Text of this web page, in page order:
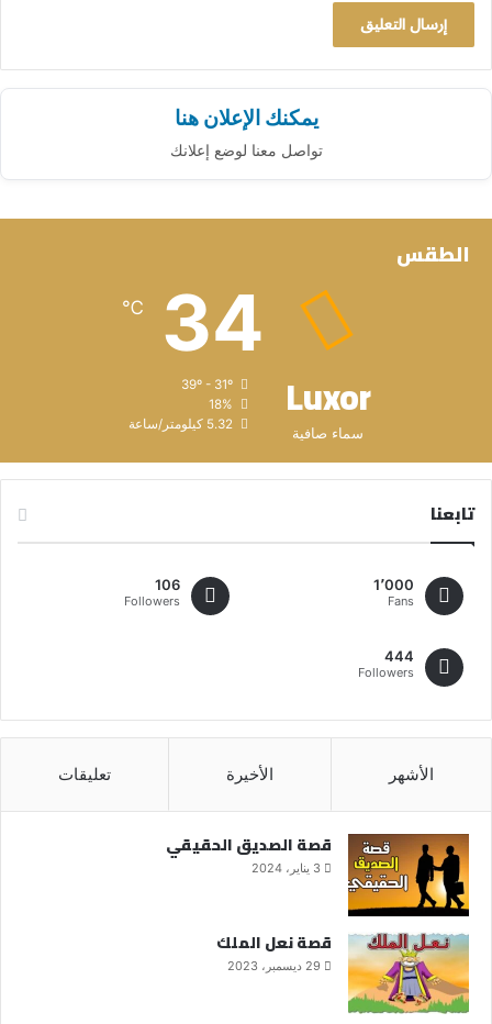
يمكنك الإعلان هنا
تواصل معنا لوضع إعلانك
الطقس
Luxor
سماء صافية
34
℃
39º - 31º
18%
5.32 كيلومتر/ساعة
تابعنا
1٬000
Fans
106
Followers
444
Followers
الأشهر الأخيرة تعليقات
قصة الصديق الحقيقي
3 يناير، 2024
قصة نعل الملك
29 ديسمبر، 2023